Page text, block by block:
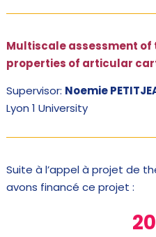
Multiscale assessment
properties of articular
Supervisor: Noemie
Lyon 1 University
Suite à l’appel à projet de
avons financé ce projet :